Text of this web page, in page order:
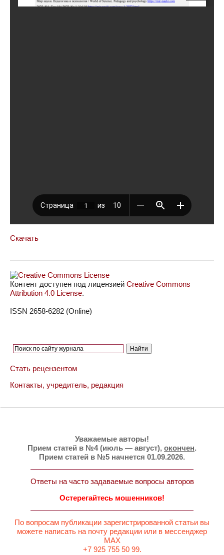
Скачать
Контент доступен под лицензией Creative Commons
Attribution 4.0 License.
ISSN 2658-6282 (Online)
Стать рецензентом
Контакты, учредитель, редакция
Уважаемые авторы!
Прием статей в №4 (июль — август), окончен.
Прием статей в №5 начнется 01.09.2026.
Ответы на часто задаваемые вопросы авторов
Остерегайтесь мошенников!
По вопросам публикации зарегистрированной статьи вы
можете написать на почту редакции или в мессенджер
MAX
+7 925 755 50 99.